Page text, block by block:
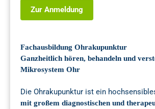
Zur Anmeldung
Fachausbildung Ohrakupunktur
Ganzheitlich hören, behandeln und
Mikrosystem Ohr
Die Ohrakupunktur ist ein
mit großem diagnostischen und